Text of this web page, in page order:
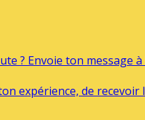
? Envoie ton message à
expérience, de recevoir